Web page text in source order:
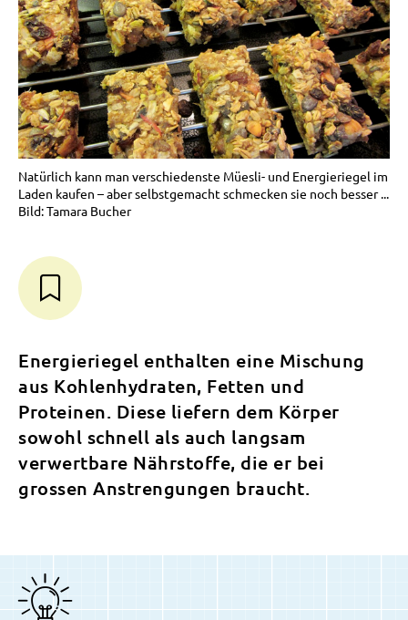
Natürlich kann man verschiedenste Müesli- und Energieriegel im
Laden kaufen – aber selbstgemacht schmecken sie noch besser ...
Bild: Tamara Bucher
Energieriegel enthalten eine Mischung
aus Kohlenhydraten, Fetten und
Proteinen. Diese liefern dem Körper
sowohl schnell als auch langsam
verwertbare Nährstoffe, die er bei
grossen Anstrengungen braucht.